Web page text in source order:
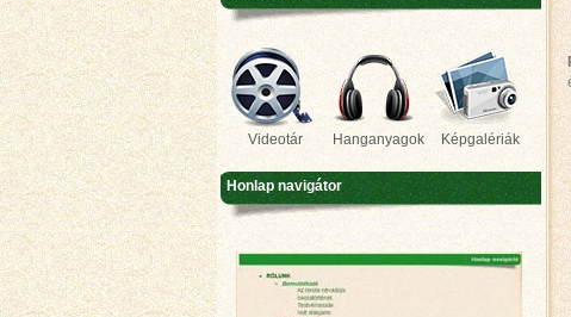
Videotár Hanganyagok Képgalériák
Honlap navigátor